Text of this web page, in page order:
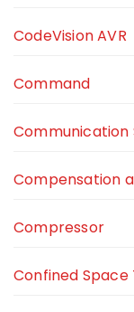
CodeVision AVR
Command
Communication
Compensation
Compressor
Confined Space